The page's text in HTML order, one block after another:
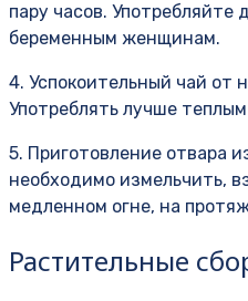
пару часов. Употребляйте
беременным женщинам.
4. Успокоительный чай от
Употреблять лучше
5. Приготовление отвара
необходимо измельчить,
медленном огне, на
Растительные